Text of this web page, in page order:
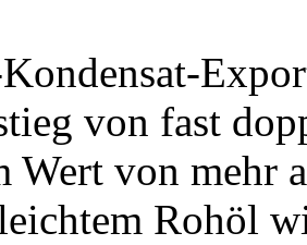
von fast
Wert von mehr
Rohöl